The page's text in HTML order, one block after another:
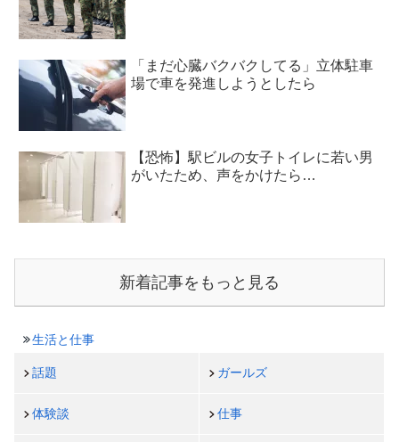
「まだ心臓バクバクしてる」立体駐車
場で車を発進しようとしたら
【恐怖】駅ビルの女子トイレに若い男
がいたため、声をかけたら…
新着記事をもっと見る
生活と仕事
話題 ガールズ
体験談 仕事